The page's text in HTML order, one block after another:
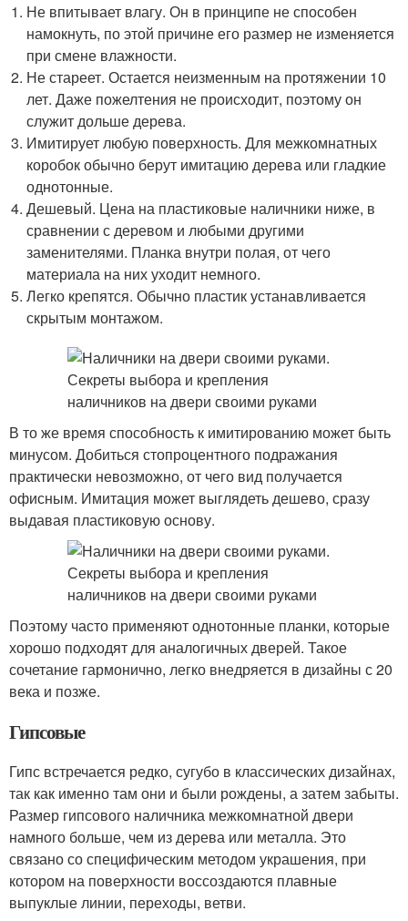
Не впитывает влагу. Он в принципе не способен
намокнуть, по этой причине его размер не изменяется
при смене влажности.
Не стареет. Остается неизменным на протяжении 10
лет. Даже пожелтения не происходит, поэтому он
служит дольше дерева.
Имитирует любую поверхность. Для межкомнатных
коробок обычно берут имитацию дерева или гладкие
однотонные.
Дешевый. Цена на пластиковые наличники ниже, в
сравнении с деревом и любыми другими
заменителями. Планка внутри полая, от чего
материала на них уходит немного.
Легко крепятся. Обычно пластик устанавливается
скрытым монтажом.
В то же время способность к имитированию может быть
минусом. Добиться стопроцентного подражания
практически невозможно, от чего вид получается
офисным. Имитация может выглядеть дешево, сразу
выдавая пластиковую основу.
Поэтому часто применяют однотонные планки, которые
хорошо подходят для аналогичных дверей. Такое
сочетание гармонично, легко внедряется в дизайны с 20
века и позже.
Гипсовые
Гипс встречается редко, сугубо в классических дизайнах,
так как именно там они и были рождены, а затем забыты.
Размер гипсового наличника межкомнатной двери
намного больше, чем из дерева или металла. Это
связано со специфическим методом украшения, при
котором на поверхности воссоздаются плавные
выпуклые линии, переходы, ветви.